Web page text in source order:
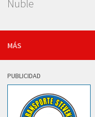
Ñuble
MÁS
PUBLICIDAD